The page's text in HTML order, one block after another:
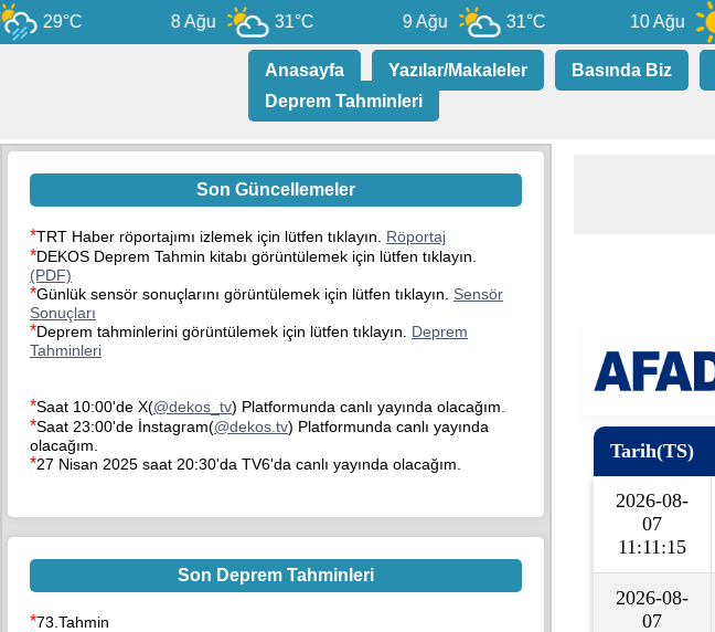
29°C 8 Ağu 31°C 9 Ağu 31°C 10 Ağu
Anasayfa Yazılar/Makaleler Basında Biz
Deprem Tahminleri
Son Güncellemeler
*TRT Haber röportajımı izlemek için lütfen tıklayın. Röportaj
*DEKOS Deprem Tahmin kitabı görüntülemek için lütfen tıklayın.
(PDF)
*Günlük sensör sonuçlarını görüntülemek için lütfen tıklayın. Sensör
Sonuçları
*Deprem tahminlerini görüntülemek için lütfen tıklayın. Deprem
Tahminleri
*Saat 10:00'de X(@dekos_tv) Platformunda canlı yayında olacağım.
*Saat 23:00'de İnstagram(@dekos.tv) Platformunda canlı yayında
olacağım.
*27 Nisan 2025 saat 20:30'da TV6'da canlı yayında olacağım.
Son Deprem Tahminleri
*73.Tahmin